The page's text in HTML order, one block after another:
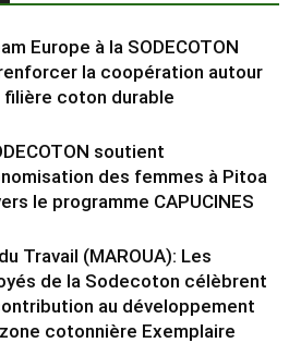
Europe à la SODECOTON
la coopération autour
filière coton durable
soutient
des femmes à Pitoa
le programme CAPUCINES
Travail (MAROUA): Les
de la Sodecoton célèbrent
au développement
cotonnière Exemplaire